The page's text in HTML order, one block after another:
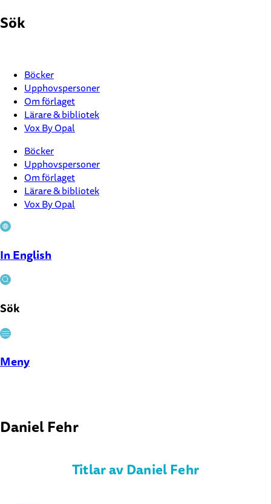
till
Sök
Böcker
Upphovspersoner
Om förlaget
Lärare & bibliotek
Vox By Opal
Böcker
Upphovspersoner
Om förlaget
Lärare & bibliotek
Vox By Opal
In English
Sök
Stäng
Meny
Daniel Fehr
Titlar av Daniel Fehr